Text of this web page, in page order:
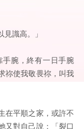
識高。」
腕，終有一日手腕
祢使我敬畏祢，叫我
在平順之家，或許不
又對自己說：「裂口